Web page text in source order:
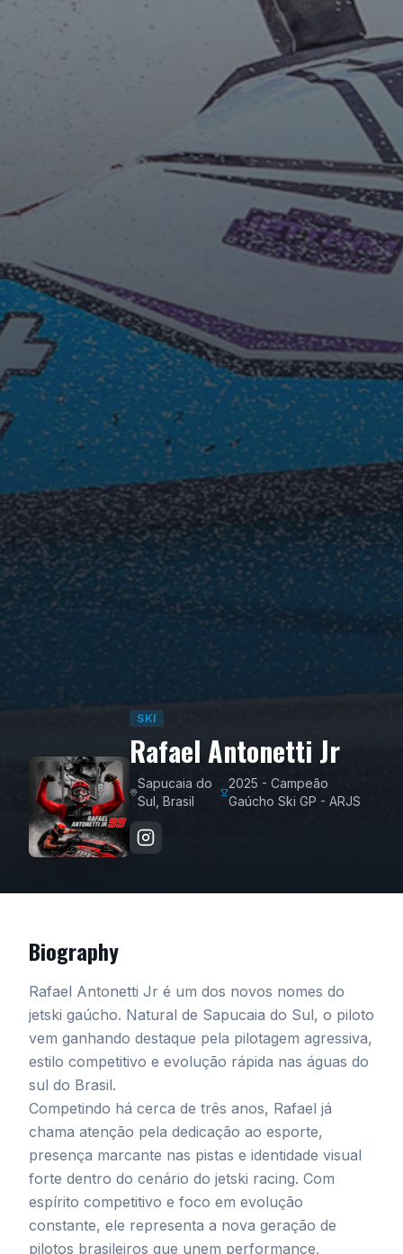
SKI
Rafael Antonetti Jr
Sapucaia do
Sul, Brasil
2025 - Campeão
Gaúcho Ski GP - ARJS
Biography
Rafael Antonetti Jr é um dos novos nomes do
jetski gaúcho. Natural de Sapucaia do Sul, o piloto
vem ganhando destaque pela pilotagem agressiva,
estilo competitivo e evolução rápida nas águas do
sul do Brasil.
Competindo há cerca de três anos, Rafael já
chama atenção pela dedicação ao esporte,
presença marcante nas pistas e identidade visual
forte dentro do cenário do jetski racing. Com
espírito competitivo e foco em evolução
constante, ele representa a nova geração de
pilotos brasileiros que unem performance,